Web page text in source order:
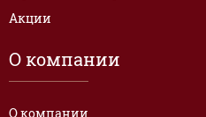
Акции
О компании
О компании